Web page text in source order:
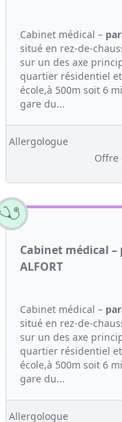
Cabinet médical –
situé en rez-de-
sur un des axe
quartier résidentiel
école,à 500m soit 6
gare du...
Allergologue
Offre
Cabinet médical –
ALFORT
Cabinet médical –
situé en rez-de-
sur un des axe
quartier résidentiel
école,à 500m soit 6
gare du...
Allergologue